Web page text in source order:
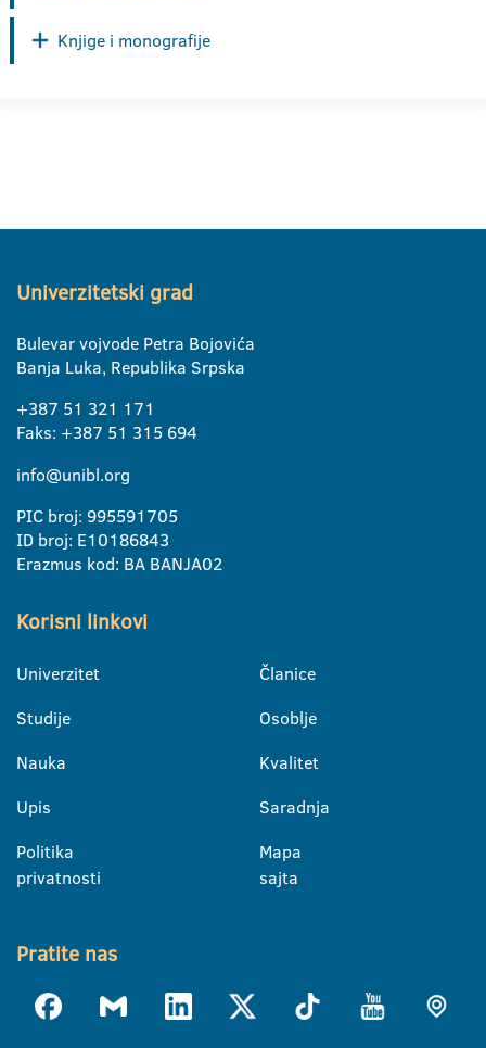
Knjige i monografije
Univerzitetski grad
Bulevar vojvode Petra Bojovića
Banja Luka, Republika Srpska
+387 51 321 171
Faks: +387 51 315 694
info@unibl.org
PIC broj: 995591705
ID broj: E10186843
Erazmus kod: BA BANJA02
Korisni linkovi
Univerzitet
Studije
Nauka
Upis
Politika
privatnosti
Članice
Osoblje
Kvalitet
Saradnja
Mapa
sajta
Pratite nas